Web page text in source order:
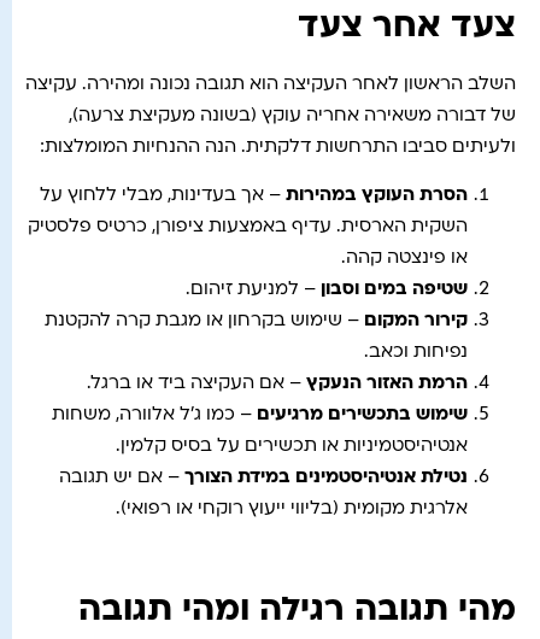
צעד אחר צעד
השלב הראשון לאחר העקיצה הוא תגובה נכונה ומהירה. עקיצה
של דבורה משאירה אחריה עוקץ (בשונה מעקיצת צרעה),
ולעיתים סביבו התרחשות דלקתית. הנה ההנחיות המומלצות:
הסרת העוקץ במהירות – אך בעדינות, מבלי ללחוץ על
השקית הארסית. עדיף באמצעות ציפורן, כרטיס פלסטיק
או פינצטה קהה.
שטיפה במים וסבון – למניעת זיהום.
קירור המקום – שימוש בקרחון או מגבת קרה להקטנת
נפיחות וכאב.
הרמת האזור הנעקץ – אם העקיצה ביד או ברגל.
שימוש בתכשירים מרגיעים – כמו ג’ל אלוורה, משחות
אנטיהיסטמיניות או תכשירים על בסיס קלמין.
נטילת אנטיהיסטמינים במידת הצורך – אם יש תגובה
אלרגית מקומית (בליווי ייעוץ רוקחי או רפואי).
מהי תגובה רגילה ומהי תגובה